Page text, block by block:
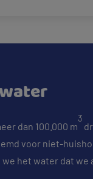
dan 100.000 m
3
voor niet-
het water dat we